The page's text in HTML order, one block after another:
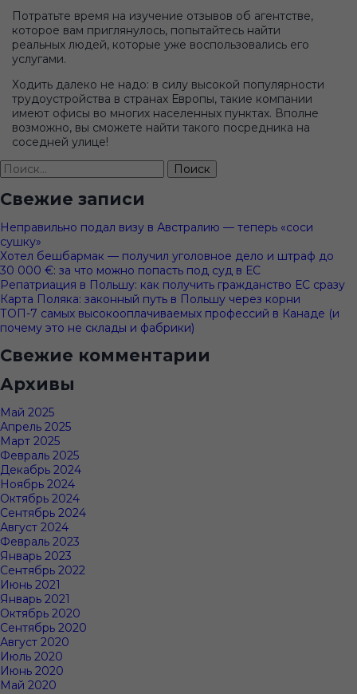
Потратьте время на изучение отзывов об агентстве,
которое вам приглянулось, попытайтесь найти
реальных людей, которые уже воспользовались его
услугами.
Ходить далеко не надо: в силу высокой популярности
трудоустройства в странах Европы, такие компании
имеют офисы во многих населенных пунктах. Вполне
возможно, вы сможете найти такого посредника на
соседней улице!
Найти:
Свежие записи
Неправильно подал визу в Австралию — теперь «соси
сушку»
Хотел бешбармак — получил уголовное дело и штраф до
30 000 €: за что можно попасть под суд в ЕС
Репатриация в Польшу: как получить гражданство ЕС сразу
Карта Поляка: законный путь в Польшу через корни
ТОП-7 самых высокооплачиваемых профессий в Канаде (и
почему это не склады и фабрики)
Свежие комментарии
Архивы
Май 2025
Апрель 2025
Март 2025
Февраль 2025
Декабрь 2024
Ноябрь 2024
Октябрь 2024
Сентябрь 2024
Август 2024
Февраль 2023
Январь 2023
Сентябрь 2022
Июнь 2021
Январь 2021
Октябрь 2020
Сентябрь 2020
Август 2020
Июль 2020
Июнь 2020
Май 2020